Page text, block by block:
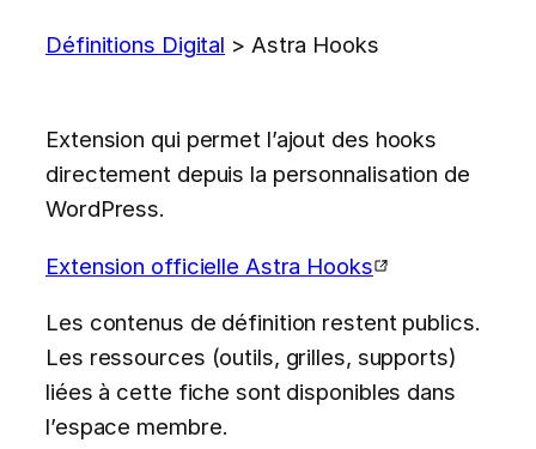
Définitions Digital > Astra Hooks
Extension qui permet l’ajout des hooks
directement depuis la personnalisation de
WordPress.
Extension officielle Astra Hooks
Les contenus de définition restent publics.
Les ressources (outils, grilles, supports)
liées à cette fiche sont disponibles dans
l’espace membre.